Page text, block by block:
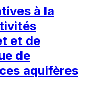
à la
et de
de
aquifères